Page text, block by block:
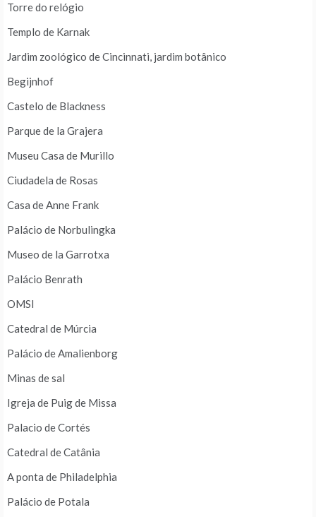
Torre do relógio
Templo de Karnak
Jardim zoológico de Cincinnati, jardim botânico
Begijnhof
Castelo de Blackness
Parque de la Grajera
Museu Casa de Murillo
Ciudadela de Rosas
Casa de Anne Frank
Palácio de Norbulingka
Museo de la Garrotxa
Palácio Benrath
OMSI
Catedral de Múrcia
Palácio de Amalienborg
Minas de sal
Igreja de Puig de Missa
Palacio de Cortés
Catedral de Catânia
A ponta de Philadelphia
Palácio de Potala